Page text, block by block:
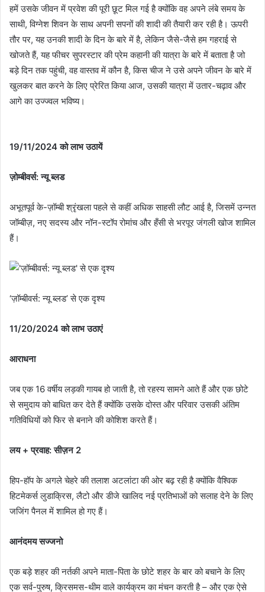
हमें उसके जीवन में प्रवेश की पूरी छूट मिल गई है क्योंकि वह अपने लंबे समय के
साथी, विग्नेश शिवन के साथ अपनी सपनों की शादी की तैयारी कर रही है। ऊपरी
तौर पर, यह उनकी शादी के दिन के बारे में है, लेकिन जैसे-जैसे हम गहराई से
खोजते हैं, यह फीचर सुपरस्टार की प्रेम कहानी की यात्रा के बारे में बताता है जो
बड़े दिन तक पहुंची, वह वास्तव में कौन है, किस चीज ने उसे अपने जीवन के बारे में
खुलकर बात करने के लिए प्रेरित किया आज, उसकी यात्रा में उतार-चढ़ाव और
आगे का उज्ज्वल भविष्य।
19/11/2024 को लाभ उठायें
ज़ोम्बीवर्स: न्यू ब्लड
अभूतपूर्व के-ज़ॉम्बी श्रृंखला पहले से कहीं अधिक साहसी लौट आई है, जिसमें उन्नत
जॉम्बीज़, नए सदस्य और नॉन-स्टॉप रोमांच और हँसी से भरपूर जंगली खोज शामिल
हैं।
‘ज़ॉम्बीवर्स: न्यू ब्लड’ से एक दृश्य
11/20/2024 को लाभ उठाएं
आराधना
जब एक 16 वर्षीय लड़की गायब हो जाती है, तो रहस्य सामने आते हैं और एक छोटे
से समुदाय को बाधित कर देते हैं क्योंकि उसके दोस्त और परिवार उसकी अंतिम
गतिविधियों को फिर से बनाने की कोशिश करते हैं।
लय + प्रवाह: सीज़न 2
हिप-हॉप के अगले चेहरे की तलाश अटलांटा की ओर बढ़ रही है क्योंकि वैश्विक
हिटमेकर्स लुडाक्रिस, लैटो और डीजे खालिद नई प्रतिभाओं को सलाह देने के लिए
जजिंग पैनल में शामिल हो गए हैं।
आनंदमय सज्जनो
एक बड़े शहर की नर्तकी अपने माता-पिता के छोटे शहर के बार को बचाने के लिए
एक सर्व-पुरुष, क्रिसमस-थीम वाले कार्यक्रम का मंचन करती है – और एक ऐसे